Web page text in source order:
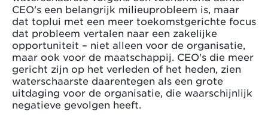
CEO's een belangrijk milieuprobleem is, maar
dat toplui met een meer toekomstgerichte focus
dat probleem vertalen naar een zakelijke
opportuniteit – niet alleen voor de organisatie,
maar ook voor de maatschappij. CEO's die meer
gericht zijn op het verleden of het heden, zien
waterschaarste daarentegen als een grote
uitdaging voor de organisatie, die waarschijnlijk
negatieve gevolgen heeft.